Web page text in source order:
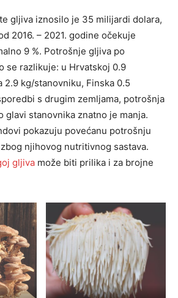
gljiva iznosilo je 35 milijardi dolara,
2016. – 2021. godine očekuje
9 %. Potrošnje gljiva po
se razlikuje: u Hrvatskoj 0.9
2.9 kg/stanovniku, Finska 0.5
s drugim zemljama, potrošnja
glavi stanovnika znatno je manja.
pokazuju povećanu potrošnju
njihovog nutritivnog sastava.
gljiva može biti prilika i za brojne